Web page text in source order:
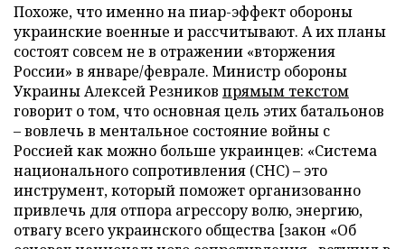
Похоже, что именно на пиар-эффект обороны
украинские военные и рассчитывают. А их планы
состоят совсем не в отражении «вторжения
России» в январе/феврале. Министр обороны
Украины Алексей Резников прямым текстом
говорит о том, что основная цель этих батальонов
– вовлечь в ментальное состояние войны с
Россией как можно больше украинцев: «Система
национального сопротивления (СНС) – это
инструмент, который поможет организованно
привлечь для отпора агрессору волю, энергию,
отвагу всего украинского общества [закон «Об